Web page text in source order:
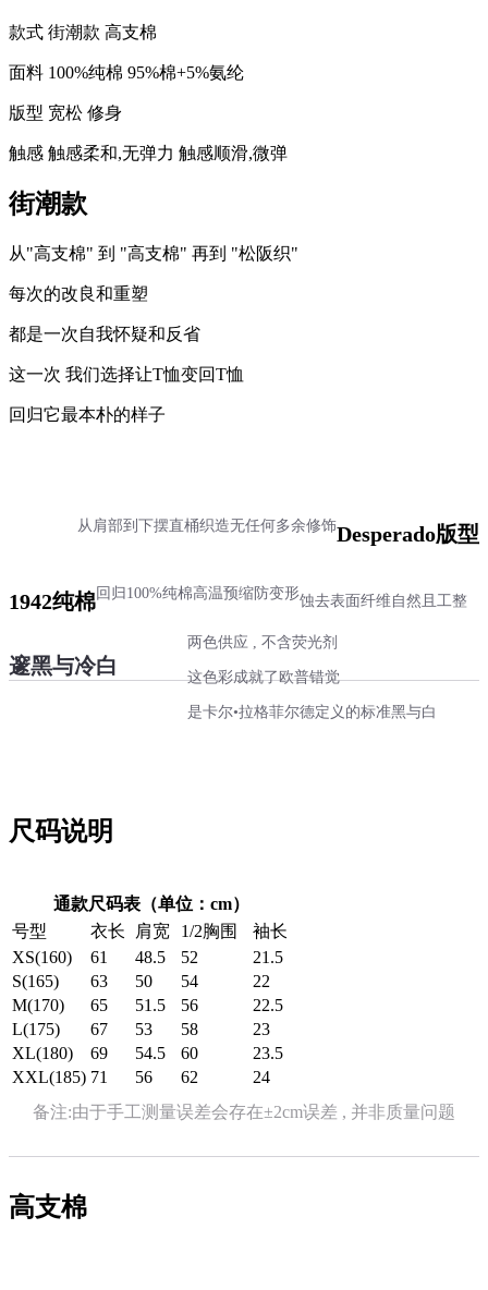
款式 街潮款 高支棉
面料 100%纯棉 95%棉+5%氨纶
版型 宽松 修身
触感 触感柔和,无弹力 触感顺滑,微弹
街潮款
从"高支棉" 到 "高支棉" 再到 "松阪织"
每次的改良和重塑
都是一次自我怀疑和反省
这一次 我们选择让T恤变回T恤
回归它最本朴的样子
Desperado版型
无任何多余修饰
从肩部到下摆直桶织造
1942纯棉回归100%纯棉高温预缩防变形蚀去表面纤维 自然且工整
邃黑与冷白
两色供应 , 不含荧光剂
这色彩成就了欧普错觉
是卡尔•拉格菲尔德定义的标准黑与白
尺码说明
通款尺码表（单位：cm）
号型
衣长 肩宽 1/2胸围
袖长
XS(160)
61 48.5 52
21.5
S(165)
63 50 54
22
M(170)
65 51.5 56
22.5
L(175)
67 53 58
23
XL(180)
69 54.5 60
23.5
XXL(185) 71 56 62
24
备注:由于手工测量误差会存在±2cm误差 , 并非质量问题
高支棉